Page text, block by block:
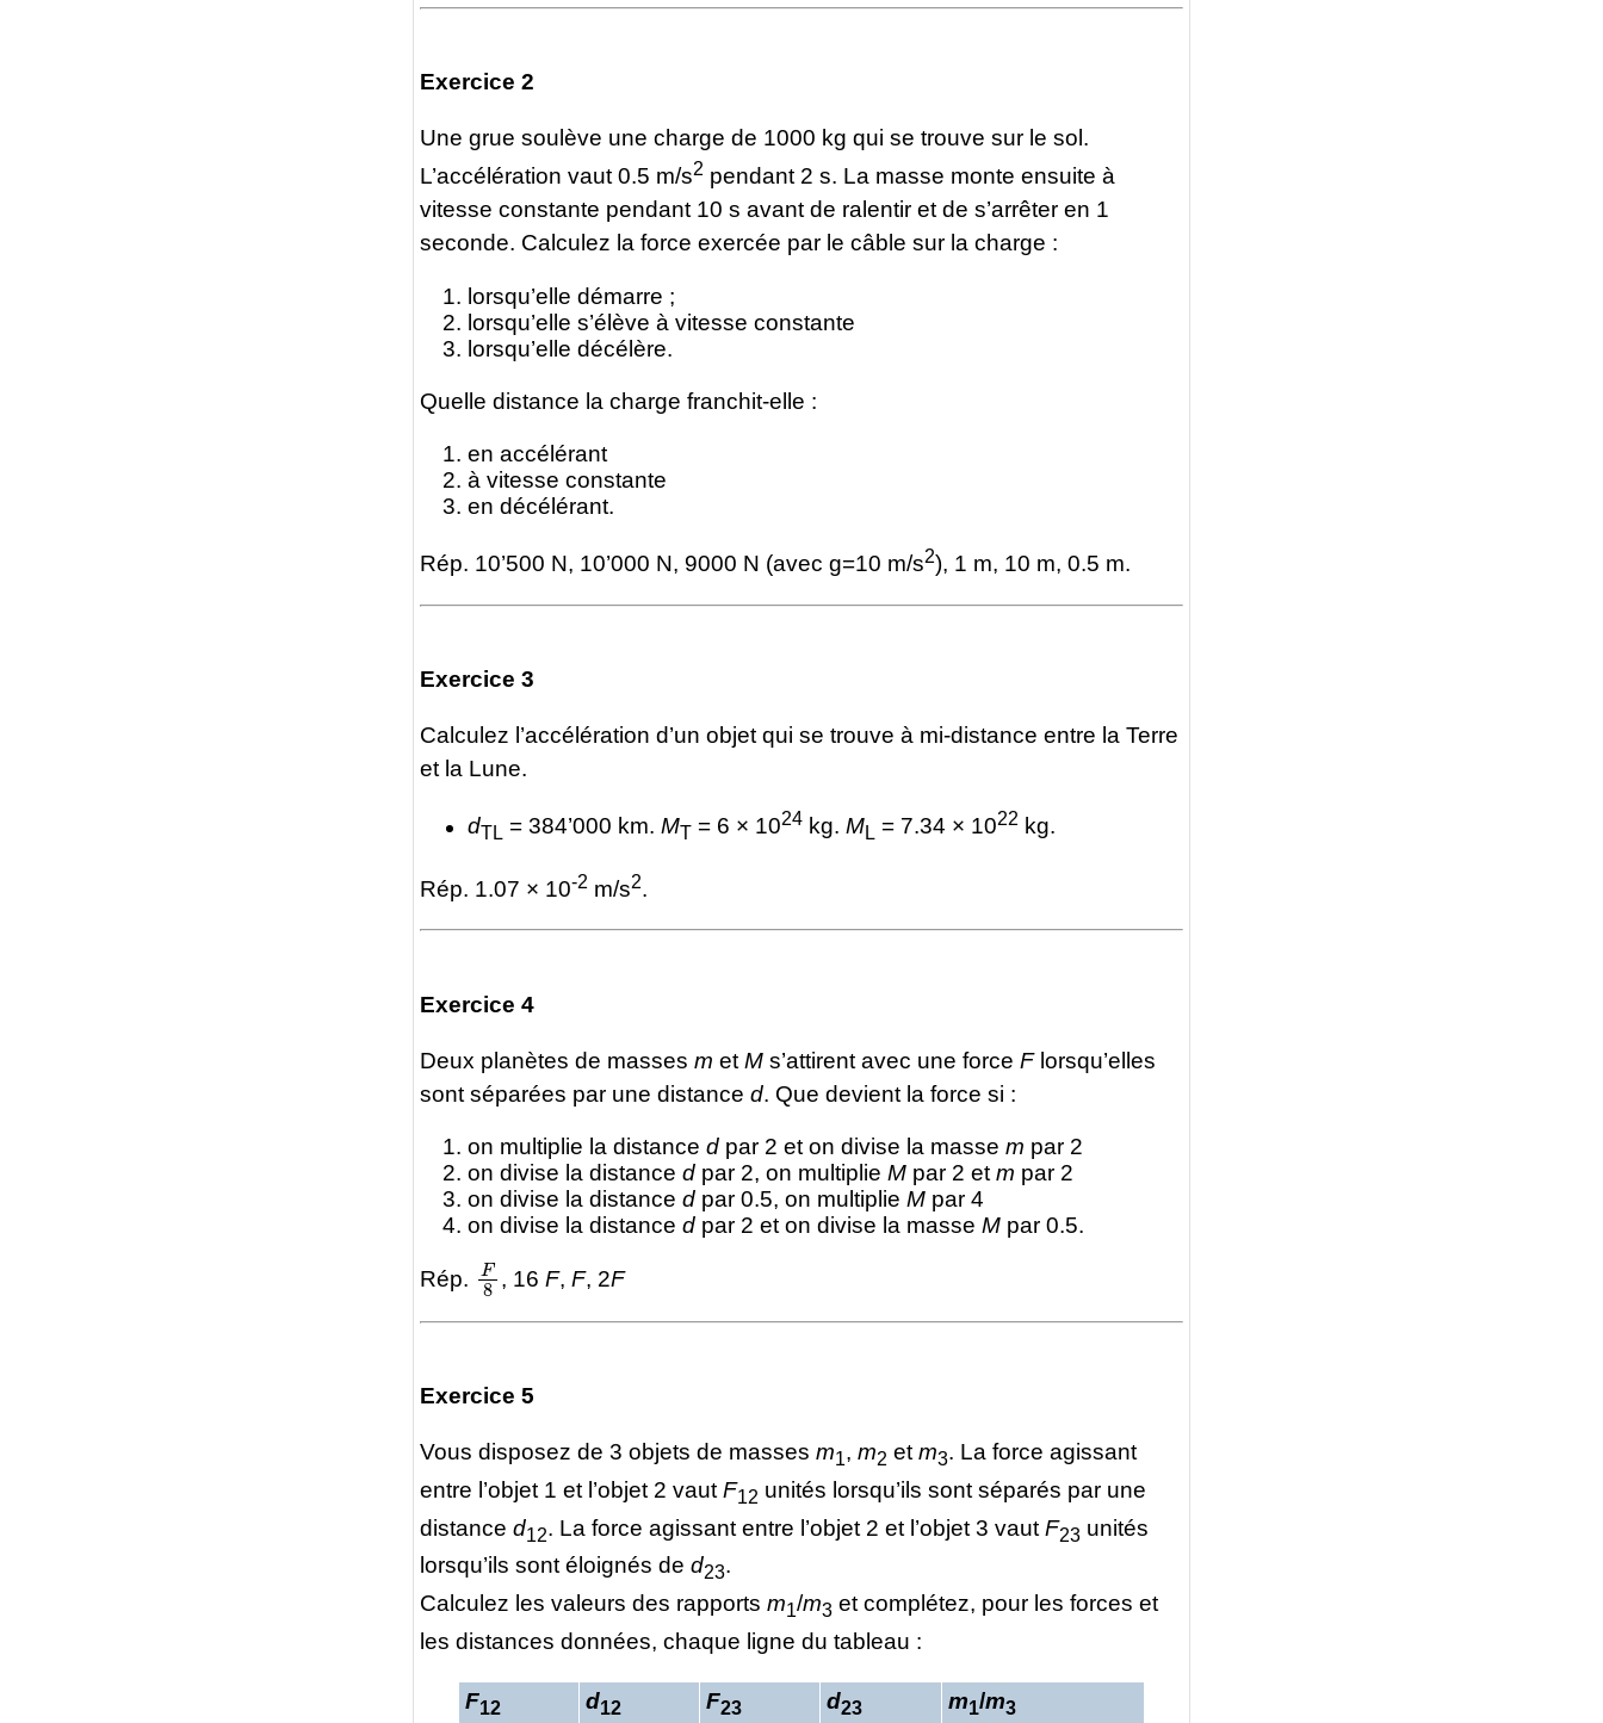
Exercice 2
Une grue soulève une charge de 1000 kg qui se trouve sur le sol.
L’accélération vaut 0.5 m/s2 pendant 2 s. La masse monte ensuite à
vitesse constante pendant 10 s avant de ralentir et de s’arrêter en 1
seconde. Calculez la force exercée par le câble sur la charge :
lorsqu’elle démarre ;
lorsqu’elle s’élève à vitesse constante
lorsqu’elle décélère.
Quelle distance la charge franchit-elle :
en accélérant
à vitesse constante
en décélérant.
Rép. 10’500 N, 10’000 N, 9000 N (avec g=10 m/s2), 1 m, 10 m, 0.5 m.
Exercice 3
Calculez l’accélération d’un objet qui se trouve à mi-distance entre la Terre
et la Lune.
dTL = 384’000 km. MT = 6 × 1024 kg. ML = 7.34 × 1022 kg.
Rép. 1.07 × 10-2 m/s2.
Exercice 4
Deux planètes de masses m et M s’attirent avec une force Florsqu’elles
sont séparées par une distance d. Que devient la force si :
on multiplie la distance d par 2 et on divise la masse m par 2
on divise la distance d par 2, on multiplie M par 2 et m par 2
on divise la distance d par 0.5, on multiplie M par 4
on divise la distance d par 2 et on divise la masse M par 0.5.
Rép.
F8
, 16F,F, 2F
Exercice 5
Vous disposez de 3 objets de masses m1, m2 et m3. La force agissant
entre l’objet 1 et l’objet 2 vaut F12 unités lorsqu’ils sont séparés par une
distance d12. La force agissant entre l’objet 2 et l’objet 3 vaut F23 unités
lorsqu’ils sont éloignés de d23.
Calculez les valeurs des rapports m1/m3 et complétez, pour les forces et
les distances données, chaque ligne du tableau :
F12 d12 F23 d23 m1/m3